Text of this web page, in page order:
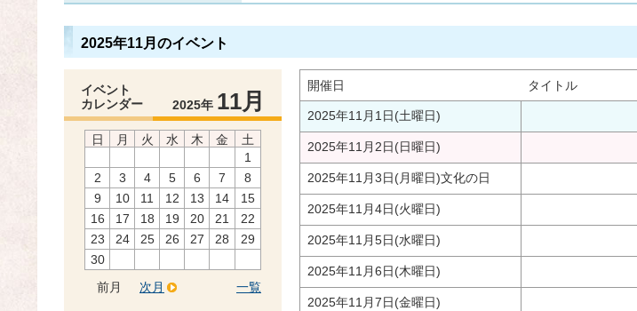
2025年11月のイベント
イベント
カレンダー
2025年 11月
日 月 火 水 木 金
土
1
2
3 4 5 6 7
8
9
10 11 12 13 14
15
16
17 18 19 20 21
22
23
24 25 26 27 28
29
30
前月
一覧
次月
開催日 タイトル
2025年11月1日(土曜日)
2025年11月2日(日曜日)
2025年11月3日(月曜日)文化の日
2025年11月4日(火曜日)
2025年11月5日(水曜日)
2025年11月6日(木曜日)
2025年11月7日(金曜日)